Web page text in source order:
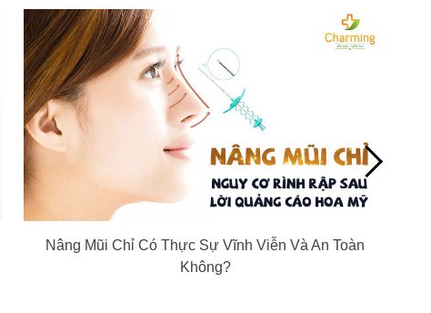
Nâng Mũi Chỉ Có Thực Sự Vĩnh Viễn Và An Toàn
Không?